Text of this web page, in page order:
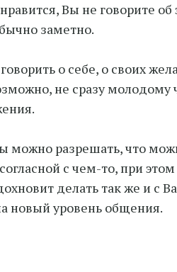
Вы не говорите об
заметно.
о себе, о своих
не сразу молодому
можно разрешать, что
с чем-то, при этом
делать так же и
новый уровень общения.